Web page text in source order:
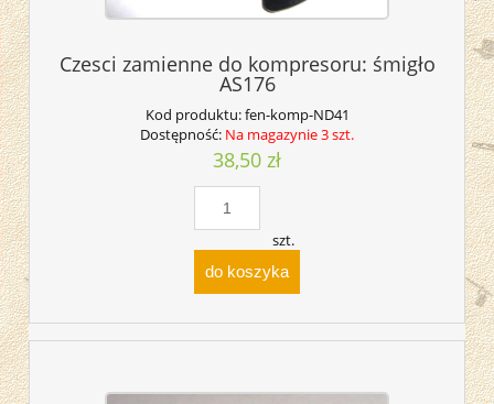
Czesci zamienne do kompresoru: śmigło
AS176
Kod produktu:fen-komp-ND41
Dostępność: Na magazynie 3 szt.
38,50 zł
szt.
do koszyka